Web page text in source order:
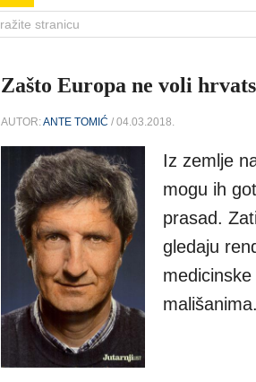
Zašto Europa ne voli
AUTOR:ANTE TOMIĆ / 04.03.2018.
Iz zemlje
mogu ih
prasad.
gledaju
mališanima.